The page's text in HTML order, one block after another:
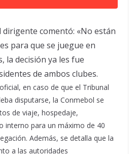
dirigente comentó: «No están
para que se juegue en
la decisión ya les fue
de ambos clubes.
en caso de que el Tribunal
disputarse, la Conmebol se
de viaje, hospedaje,
interno para un máximo de 40
Además, se detalla que la
a las autoridades